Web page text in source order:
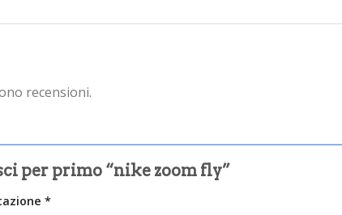
recensioni.
per primo “nike zoom fly”
*